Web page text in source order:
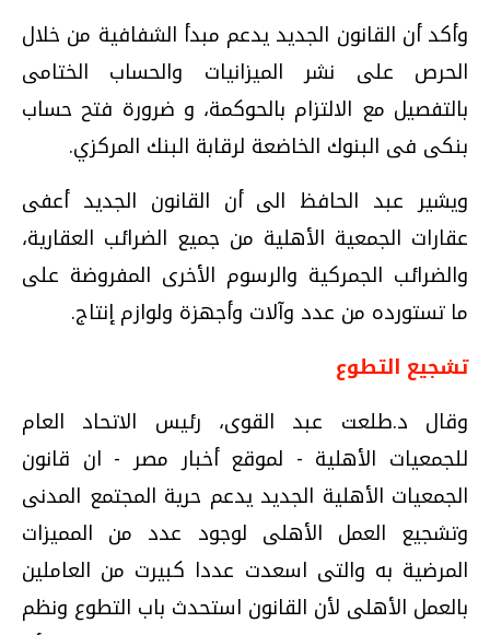
وأكد أن القانون الجديد يدعم مبدأ الشفافية من خلال
الحرص على نشر الميزانيات والحساب الختامى
بالتفصيل مع الالتزام بالحوكمة، و ضرورة فتح حساب
بنكى فى البنوك الخاضعة لرقابة البنك المركزي.
ويشير عبد الحافظ الى أن القانون الجديد أعفى
عقارات الجمعية الأهلية من جميع الضرائب العقارية،
والضرائب الجمركية والرسوم الأخرى المفروضة على
ما تستورده من عدد وآلات وأجهزة ولوازم إنتاج.
تشجيع التطوع
وقال د.طلعت عبد القوى، رئيس الاتحاد العام
للجمعيات الأهلية - لموقع أخبار مصر - ان قانون
الجمعيات الأهلية الجديد يدعم حرية المجتمع المدنى
وتشجيع العمل الأهلى لوجود عدد من المميزات
المرضية به والتى اسعدت عددا كبيرت من العاملين
بالعمل الأهلى لأن القانون استحدث باب التطوع ونظم